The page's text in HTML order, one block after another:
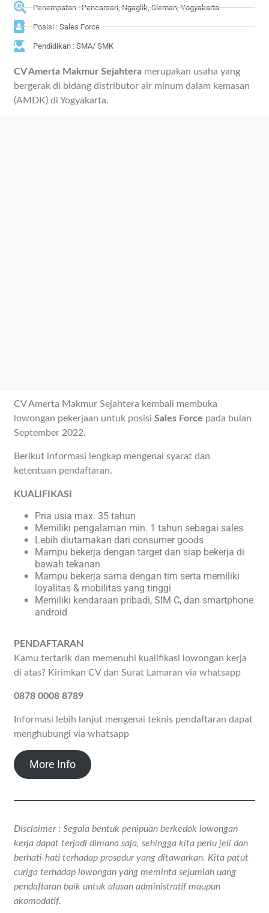
Penempatan : Pencarsari, Ngaglik, Sleman, Yogyakarta
Posisi : Sales Force
Pendidikan : SMA/ SMK
CV Amerta Makmur Sejahtera merupakan usaha yang
bergerak di bidang distributor air minum dalam kemasan
(AMDK) di Yogyakarta.
CV Amerta Makmur Sejahtera kembali membuka
lowongan pekerjaan untuk posisiSales Force pada bulan
September 2022.
Berikut informasi lengkap mengenai syarat dan
ketentuan pendaftaran.
KUALIFIKASI
Pria usia max. 35 tahun
Memiliki pengalaman min. 1 tahun sebagai sales
Lebih diutamakan dari consumer goods
Mampu bekerja dengan target dan siap bekerja di
bawah tekanan
Mampu bekerja sama dengan tim serta memiliki
loyalitas & mobilitas yang tinggi
Memiliki kendaraan pribadi, SIM C, dan smartphone
android
PENDAFTARAN
Kamu tertarik dan memenuhi kualifikasi lowongan kerja
di atas? Kirimkan CV dan Surat Lamaran via whatsapp
0878 0008 8789
Informasi lebih lanjut mengenai teknis pendaftaran dapat
menghubungi via whatsapp
More Info
Disclaimer : Segala bentuk penipuan berkedok lowongan
kerja dapat terjadi dimana saja, sehingga kita perlu jeli dan
berhati-hati terhadap prosedur yang ditawarkan. Kita patut
curiga terhadap lowongan yang meminta sejumlah uang
pendaftaran baik untuk alasan administratif maupun
akomodatif.